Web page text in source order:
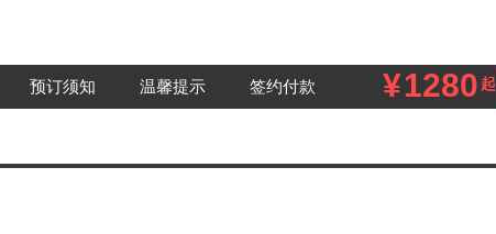
预订须知 温馨提示 签约付款 ¥1280 起